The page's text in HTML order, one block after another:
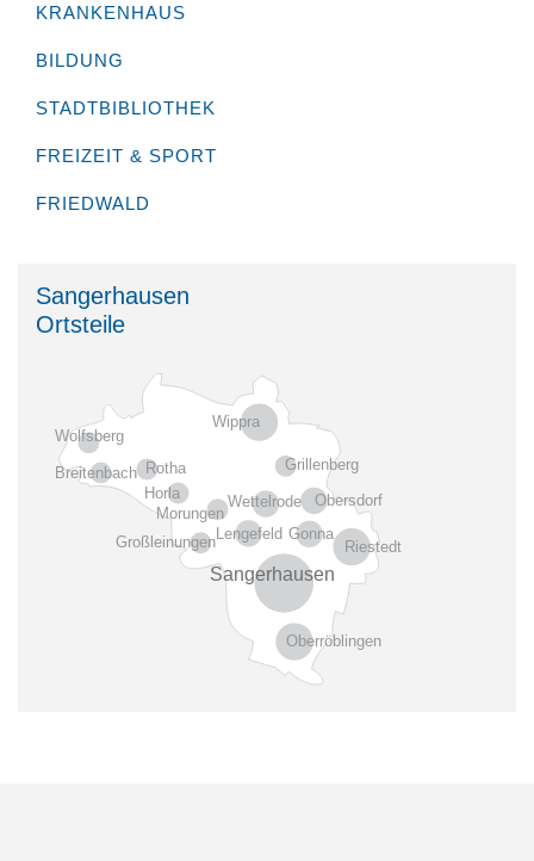
KRANKENHAUS
BILDUNG
STADTBIBLIOTHEK
FREIZEIT & SPORT
FRIEDWALD
Sangerhausen
Ortsteile
Riestedt
Gonna
Obersdorf
Grillenberg
Wippra
Wolfsberg
Rotha
Breitenbach
Horla
Morungen
Wettelrode
Lengefeld
Großleinungen
Sangerhausen
Oberröblingen